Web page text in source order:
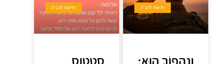
חדשות להב"ה
וְנַהֲפוֹךְ הוּא:
חדשות להב"ה
סטטוס